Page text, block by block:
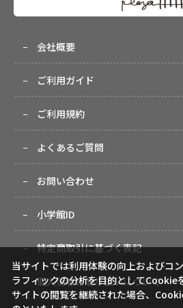
会社概要
ご利用ガイド
ご利用規約
よくあるご質問
お問い合わせ
小学館ID
特定商取引に基づく表記
個人情報の取り扱いについて
当サイトでは利用体験の向上およびコ
ラフィックの分析を目的としてCookie
サイトの閲覧を継続された場合、